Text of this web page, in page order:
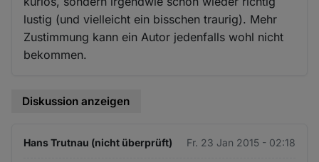
lustig (und vielleicht ein bisschen traurig). Mehr
Zustimmung kann ein Autor jedenfalls wohl nicht
bekommen.
Diskussion anzeigen
Hans Trutnau (nicht überprüft) Fr. 23 Jan 2015 - 02:18